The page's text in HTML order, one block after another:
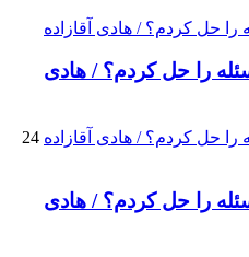
را حل کردم؟ / هادی
24
را حل کردم؟ / هادی